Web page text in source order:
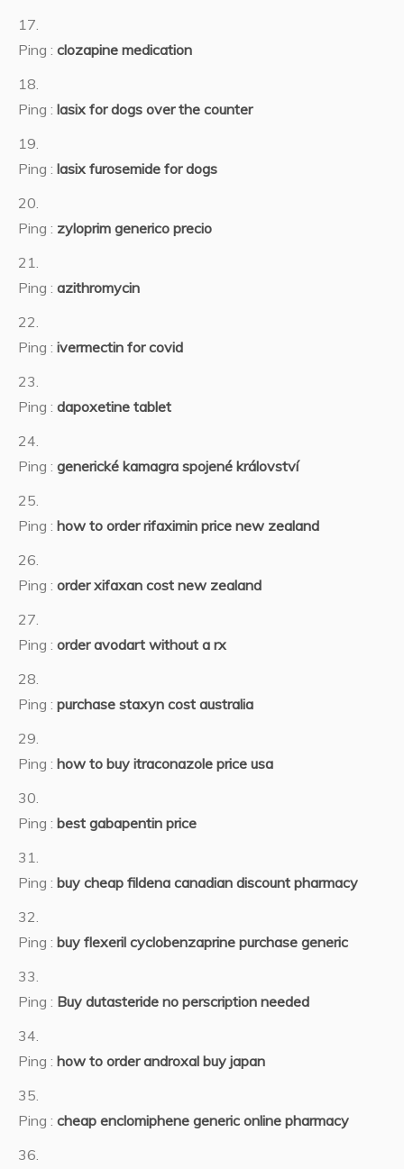
Ping : clozapine medication
Ping : lasix for dogs over the counter
Ping : lasix furosemide for dogs
Ping : zyloprim generico precio
Ping : azithromycin
Ping : ivermectin for covid
Ping : dapoxetine tablet
Ping : generické kamagra spojené království
Ping : how to order rifaximin price new zealand
Ping : order xifaxan cost new zealand
Ping : order avodart without a rx
Ping : purchase staxyn cost australia
Ping : how to buy itraconazole price usa
Ping : best gabapentin price
Ping : buy cheap fildena canadian discount pharmacy
Ping : buy flexeril cyclobenzaprine purchase generic
Ping : Buy dutasteride no perscription needed
Ping : how to order androxal buy japan
Ping : cheap enclomiphene generic online pharmacy